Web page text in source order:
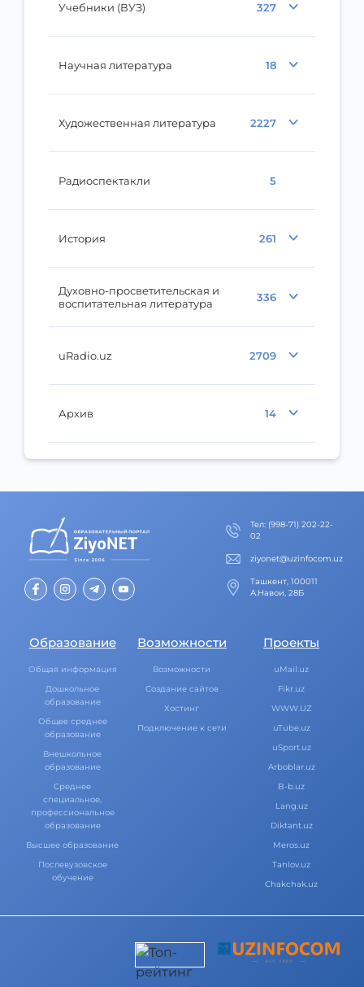
Учебники (ВУЗ) 327
Научная литература 18
Художественная литература 2227
Радиоспектакли 5
История 261
Духовно-просветительская и
воспитательная литература
336
uRadio.uz 2709
Архив 14
Тел: (998-71) 202-22-
02
ziyonet@uzinfocom.uz
Ташкент, 100011
А.Навои, 28Б
Образование
Общая информация
Дошкольное
образование
Общее среднее
образование
Внешкольное
образование
Среднее
специальное,
профессиональное
образование
Высшее образование
Послевузовское
обучение
Возможности
Возможности
Создание сайтов
Хостинг
Подключение к сети
Проекты
uMail.uz
Fikr.uz
WWW.UZ
uTube.uz
uSport.uz
Arboblar.uz
B-b.uz
Lang.uz
Diktant.uz
Meros.uz
Tanlov.uz
Chakchak.uz